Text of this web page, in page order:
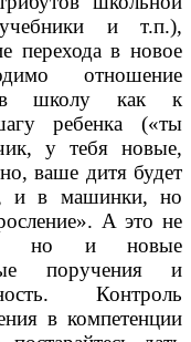
и т.п.),
перехода в новое
отношение
в школу как к
ребенка («ты
у тебя новые,
ваше дитя будет
и в машинки, но
А это не
но и новые
поручения и
Контроль
в компетенции